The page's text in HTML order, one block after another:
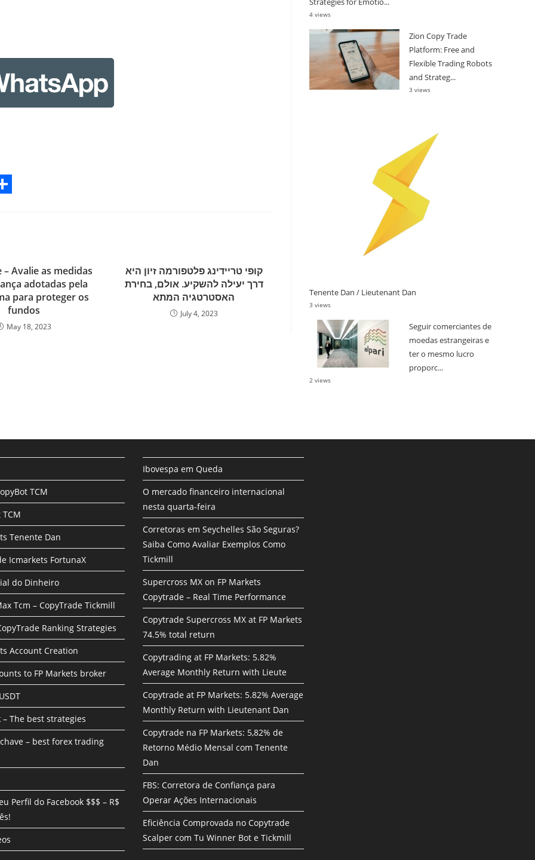
– Avalie as medidas
adotadas pela
para proteger os
fundos
May 18, 2023
קופי טריידינג פלטפורמה זיון היא
דרך יעילה להשקיע. אולם, בחירת
האסטרטגיה המתא
July 4, 2023
4 views
Zion Copy Trade
Platform: Free and
Flexible Trading Robots
and Strateg...
3 views
Tenente Dan / Lieutenant Dan
3 views
Seguir comerciantes de
moedas estrangeiras e
ter o mesmo lucro
proporc...
2 views
TCM
Tenente Dan
Icmarkets FortunaX
do Dinheiro
Tcm – CopyTrade Tickmill
Ranking Strategies
Account Creation
to FP Markets broker
– The best strategies
– best forex trading
Perfil do Facebook $$$ – R$
Ibovespa em Queda
O mercado financeiro internacional
nesta quarta-feira
Corretoras em Seychelles São Seguras?
Saiba Como Avaliar Exemplos Como
Tickmill
Supercross MX on FP Markets
Copytrade – Real Time Performance
Copytrade Supercross MX at FP Markets
74.5% total return
Copytrading at FP Markets: 5.82%
Average Monthly Return with Lieute
Copytrade at FP Markets: 5.82% Average
Monthly Return with Lieutenant Dan
Copytrade na FP Markets: 5,82% de
Retorno Médio Mensal com Tenente
Dan
FBS: Corretora de Confiança para
Operar Ações Internacionais
Eficiência Comprovada no Copytrade
Scalper com Tu Winner Bot e Tickmill